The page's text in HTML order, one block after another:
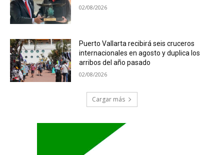
02/08/2026
Puerto Vallarta recibirá seis cruceros
internacionales en agosto y duplica los
arribos del año pasado
02/08/2026
Cargar más